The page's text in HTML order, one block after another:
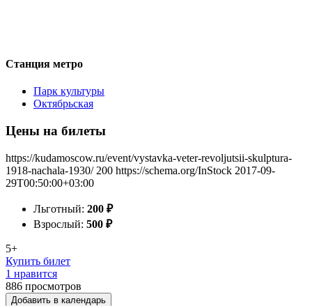
Станция метро
Парк культуры
Октябрьская
Цены на билеты
https://kudamoscow.ru/event/vystavka-veter-revoljutsii-skulptura-
1918-nachala-1930/ 200 https://schema.org/InStock 2017-09-
29T00:50:00+03:00
Льготный: 200 ₽
Взрослый: 500 ₽
5+
Купить билет
1 нравится
886 просмотров
Добавить в календарь